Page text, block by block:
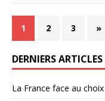
1 2 3 »
DERNIERS ARTICLES
La France face au